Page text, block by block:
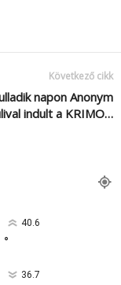
Következő cikk
napon Anonym
indult a KRIMO…
40.6
°
36.7